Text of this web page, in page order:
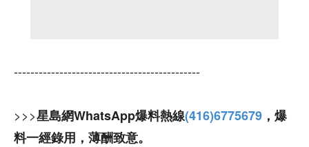
---------------------------------------------
>>>星島網WhatsApp爆料熱線(416)6775679 ，爆
料一經錄用，薄酬致意。